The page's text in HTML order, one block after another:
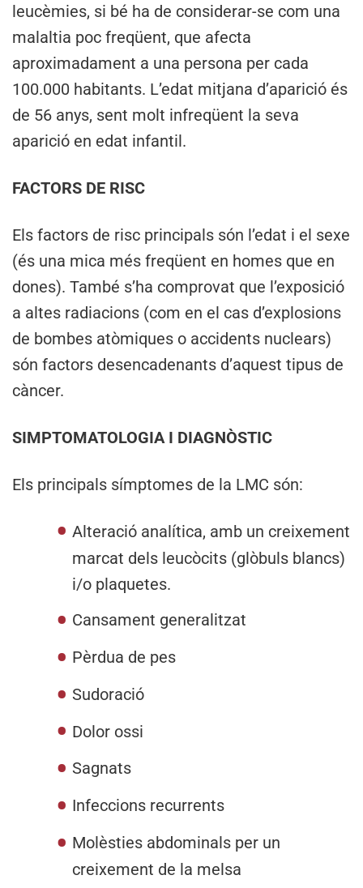
leucèmies, si bé ha de considerar-se com una
malaltia poc freqüent, que afecta
aproximadament a una persona per cada
100.000 habitants. L’edat mitjana d’aparició és
de 56 anys, sent molt infreqüent la seva
aparició en edat infantil.
FACTORS DE RISC
Els factors de risc principals són l’edat i el sexe
(és una mica més freqüent en homes que en
dones). També s’ha comprovat que l’exposició
a altes radiacions (com en el cas d’explosions
de bombes atòmiques o accidents nuclears)
són factors desencadenants d’aquest tipus de
càncer.
SIMPTOMATOLOGIA I DIAGNÒSTIC
Els principals símptomes de la LMC són:
Alteració analítica, amb un creixement
marcat dels leucòcits (glòbuls blancs)
i/o plaquetes.
Cansament generalitzat
Pèrdua de pes
Sudoració
Dolor ossi
Sagnats
Infeccions recurrents
Molèsties abdominals per un
creixement de la melsa